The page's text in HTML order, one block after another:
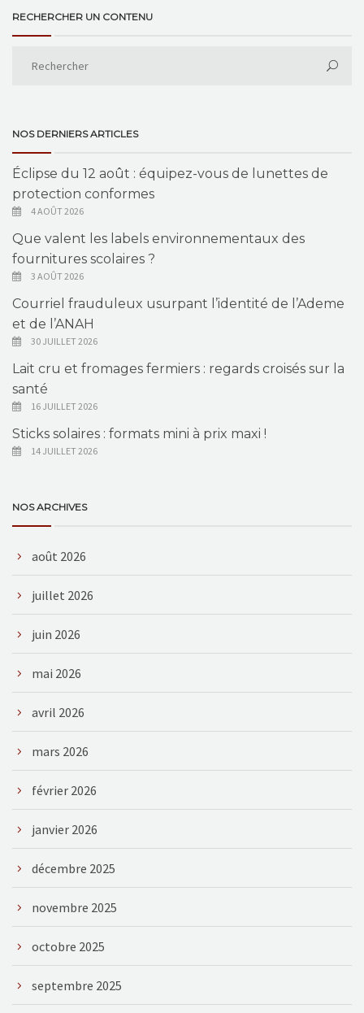
RECHERCHER UN CONTENU
NOS DERNIERS ARTICLES
Éclipse du 12 août : équipez-vous de lunettes de
protection conformes
4 AOÛT 2026
Que valent les labels environnementaux des
fournitures scolaires ?
3 AOÛT 2026
Courriel frauduleux usurpant l’identité de l’Ademe
et de l’ANAH
30 JUILLET 2026
Lait cru et fromages fermiers : regards croisés sur la
santé
16 JUILLET 2026
Sticks solaires : formats mini à prix maxi !
14 JUILLET 2026
NOS ARCHIVES
août 2026
juillet 2026
juin 2026
mai 2026
avril 2026
mars 2026
février 2026
janvier 2026
décembre 2025
novembre 2025
octobre 2025
septembre 2025